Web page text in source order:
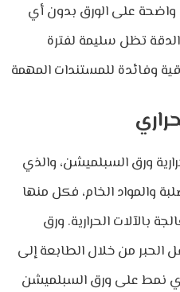
واضحة على الورق بدون أي
الدقة تظل سليمة لفترة
ورق السبلميشن، والذي
والمواد الخام، فكل منها
الحرارية. ورق
الحبر من خلال الطابعة إلى
نمط على ورق السبلميشن